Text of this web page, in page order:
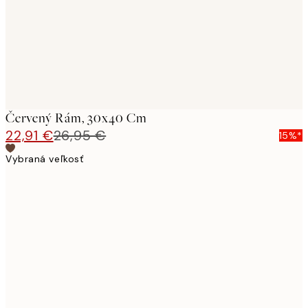
Červený Rám, 30x40 Cm
22,91 €26,95 €
15%*
Vybraná veľkosť